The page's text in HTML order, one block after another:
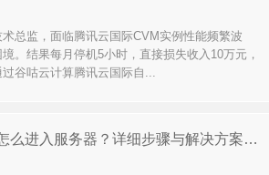
术总监，面临腾讯云国际CVM实例性能频繁波
。结果每月停机5小时，直接损失收入10万元，
谷咕云计算腾讯云国际自...
腾讯云违规了怎么进入服务器？详细步骤与解决方案指南